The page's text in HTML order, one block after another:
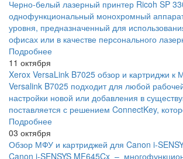
Черно-белый лазерный принтер Ricoh SP
однофункциональный монохромный
уровня, предназначенный для
офисах или в качестве персонального
Подробнее
11 октября
Xerox VersaLink B7025 обзор и картриджи к
Versalink B7025 подходит для любой
настройки новой или добавления в
поставляется с решением ConnectKey,
Подробнее
03 октября
Обзор МФУ и картриджей для Canon i-
Canon i-SENSYS MF645Cx –